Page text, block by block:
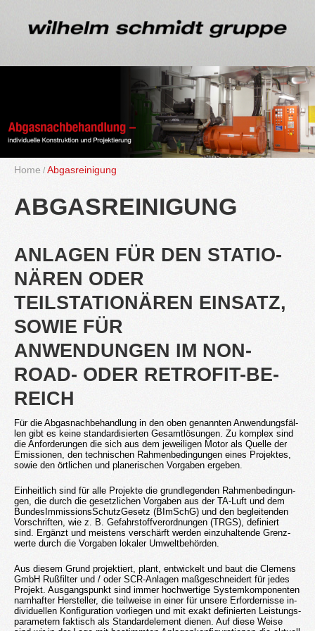
Home Ab­gas­rei­ni­gung
AB­GAS­REI­NI­GUNG
AN­LA­GEN FÜR DEN STA­TIO­
NÄ­REN ODER
TEIL­STA­TIO­NÄ­REN EIN­SATZ,
SOWIE FÜR
AN­WEN­DUN­GEN IM NON­
ROAD- ODER RE­TRO­FIT-BE­
REICH
Für die Ab­gas­nach­be­hand­lung in den oben ge­nann­ten An­wen­dungs­fäl­
len gibt es keine stan­dar­di­sier­ten Ge­samt­lö­sun­gen. Zu kom­plex sind
die An­for­de­run­gen die sich aus dem je­wei­li­gen Motor als Quel­le der
Emis­sio­nen, den tech­ni­schen Rah­men­be­din­gun­gen eines Pro­jek­tes,
sowie den ört­li­chen und pla­ne­ri­schen Vor­ga­ben er­ge­ben.
Ein­heit­lich sind für alle Pro­jek­te die grund­le­gen­den Rah­men­be­din­gun­
gen, die durch die ge­setz­li­chen Vor­ga­ben aus der TA-Luft und dem
Bun­des­Im­mis­si­ons­Schutz­Ge­setz (BIm­SchG) und den be­glei­ten­den
Vor­schrif­ten, wie z. B. Ge­fahr­stoff­ver­ord­nun­gen (TRGS), de­fi­niert
sind. Er­gänzt und meis­tens ver­schärft wer­den ein­zu­hal­ten­de Grenz­
wer­te durch die Vor­ga­ben lo­ka­ler Um­welt­be­hör­den.
Aus die­sem Grund pro­jek­tiert, plant, ent­wi­ckelt und baut die Cle­mens
GmbH Ruß­fil­ter und / oder SCR-An­la­gen maß­ge­schnei­dert für jedes
Pro­jekt. Aus­gangs­punkt sind immer hoch­wer­ti­ge Sys­tem­kom­po­nen­ten
nam­haf­ter Her­stel­ler, die teil­wei­se in einer für un­se­re Er­for­der­nis­se in­
di­vi­du­el­len Kon­fi­gu­ra­ti­on vor­lie­gen und mit exakt de­fi­nier­ten Leis­tungs­
pa­ra­me­tern fak­tisch als Stan­dard­ele­ment die­nen. Auf diese Weise